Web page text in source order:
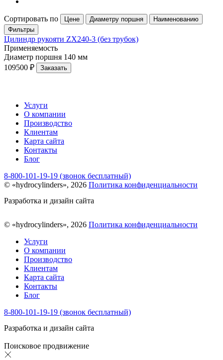
Сортировать по Цене Диаметру поршня
Наименованию
Фильтры
Цилиндр рукояти ZX240-3 (без трубок)
Применяемость
Диаметр поршня 140 мм
109500 ₽
Заказать
Услуги
О компании
Производство
Клиентам
Карта сайта
Контакты
Блог
8-800-101-19-19 (звонок бесплатный)
© «hydrocylinders», 2026 Политика конфиденциальности
Разработка и дизайн сайта
© «hydrocylinders», 2026 Политика конфиденциальности
Услуги
О компании
Производство
Клиентам
Карта сайта
Контакты
Блог
8-800-101-19-19 (звонок бесплатный)
Разработка и дизайн сайта
Поисковое продвижение